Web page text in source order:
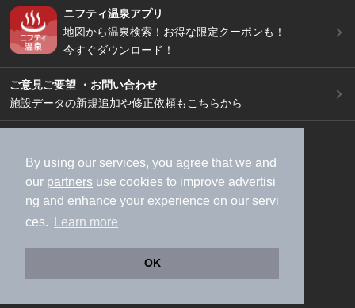
By using our services, you agree that we and
our partners use cookies to improve advertisi
ng and enhance your experience on our servi
ces.
Learn more
OK
ニフティ温泉アプリ
地図から温泉検索！お得な限定クーポンも！
今すぐダウンロード！
ご意見ご要望 ・お問い合わせ
施設データの新規追加や修正依頼もこちらから
加盟店募集（資料請求）
広告出稿のご案内
利用規約
ライフスタイルMEMBERS+規約
特定商取引法に基づく表記
ヘルプ
採用情報
運営会社